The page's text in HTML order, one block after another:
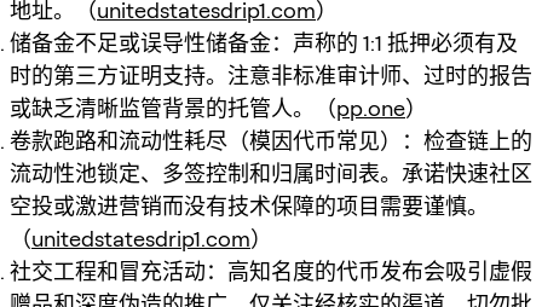
地址。（unitedstatesdrip1.com）
储备金不足或误导性储备金：声称的 1:1 抵押必须有及
时的第三方证明支持。注意非标准审计师、过时的报告
或缺乏清晰监管背景的托管人。（pp.one）
卷款跑路和流动性耗尽（模因代币常见）：检查链上的
流动性池锁定、多签控制和归属时间表。承诺快速社区
空投或激进营销而没有技术保障的项目需要谨慎。
（unitedstatesdrip1.com）
社交工程和冒充活动：高知名度的代币发布会吸引虚假